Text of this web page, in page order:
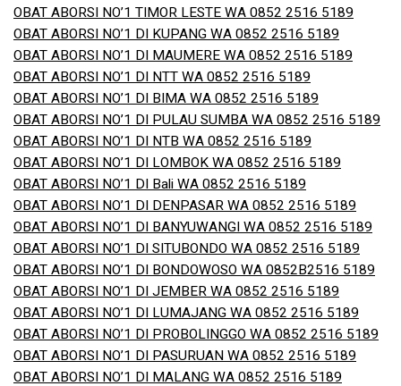
OBAT ABORSI NO’1 TIMOR LESTE WA 0852 2516 5189
OBAT ABORSI NO’1 DI KUPANG WA 0852 2516 5189
OBAT ABORSI NO’1 DI MAUMERE WA 0852 2516 5189
OBAT ABORSI NO’1 DI NTT WA 0852 2516 5189
OBAT ABORSI NO’1 DI BIMA WA 0852 2516 5189
OBAT ABORSI NO’1 DI PULAU SUMBA WA 0852 2516 5189
OBAT ABORSI NO’1 DI NTB WA 0852 2516 5189
OBAT ABORSI NO’1 DI LOMBOK WA 0852 2516 5189
OBAT ABORSI NO’1 DI Bali WA 0852 2516 5189
OBAT ABORSI NO’1 DI DENPASAR WA 0852 2516 5189
OBAT ABORSI NO’1 DI BANYUWANGI WA 0852 2516 5189
OBAT ABORSI NO’1 DI SITUBONDO WA 0852 2516 5189
OBAT ABORSI NO’1 DI BONDOWOSO WA 0852B2516 5189
OBAT ABORSI NO’1 DI JEMBER WA 0852 2516 5189
OBAT ABORSI NO’1 DI LUMAJANG WA 0852 2516 5189
OBAT ABORSI NO’1 DI PROBOLINGGO WA 0852 2516 5189
OBAT ABORSI NO’1 DI PASURUAN WA 0852 2516 5189
OBAT ABORSI NO’1 DI MALANG WA 0852 2516 5189